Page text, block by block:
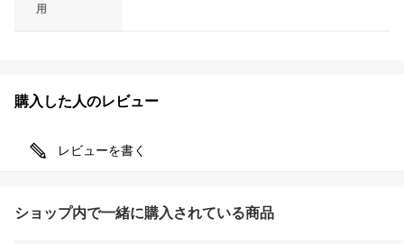
用
購入した人のレビュー
レビューを書く
ショップ内で一緒に購入されている商品